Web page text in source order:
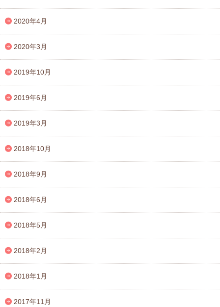
2020年4月
2020年3月
2019年10月
2019年6月
2019年3月
2018年10月
2018年9月
2018年6月
2018年5月
2018年2月
2018年1月
2017年11月